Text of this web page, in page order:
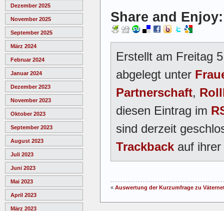
Dezember 2025
November 2025
September 2025
März 2024
Februar 2024
Januar 2024
Dezember 2023
November 2023
Oktober 2023
September 2023
August 2023
Juli 2023
Juni 2023
Mai 2023
April 2023
März 2023
Share and Enjoy:
Erstellt am Freitag
abgelegt unter
Partnerschaft,
diesen Eintrag im
sind derzeit
Trackbackauf ihrer
« Auswertung der Kurzumfrage zu